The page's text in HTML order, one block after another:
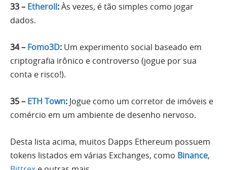
33 – Etheroll:Às vezes, é tão simples como jogar
dados.
34 – Fomo3D: Um experimento social baseado em
criptografia irônico e controverso (jogue por sua
conta e risco!).
35 – ETH Town: Jogue como um corretor de imóveis e
comércio em um ambiente de desenho nervoso.
Desta lista acima, muitos Dapps Ethereum possuem
tokens listados em várias Exchanges, como Binance,